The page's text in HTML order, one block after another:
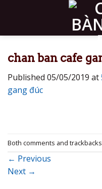
chan ban cafe
Published 05/05/2019 at
gang đúc
Both comments and
← Previous
Next →